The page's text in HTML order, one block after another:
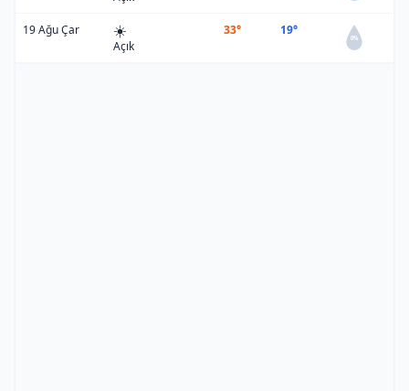
19 Ağu Çar ☀️
Açık
33° 19°
0%